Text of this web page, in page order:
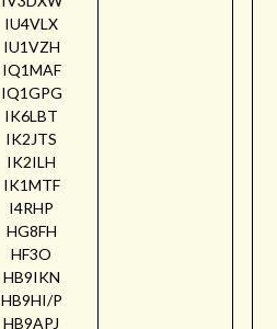
IU4VLX
IU1VZH
IQ1MAF
IQ1GPG
IK6LBT
IK2JTS
IK2ILH
IK1MTF
I4RHP
HG8FH
HF3O
HB9IKN
HB9HI/P
HB9APJ